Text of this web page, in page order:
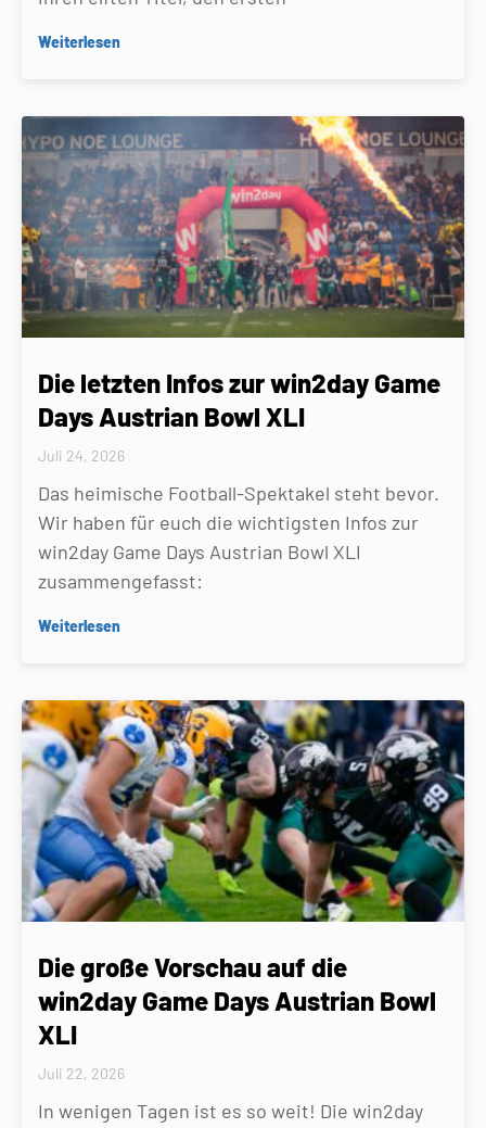
Weiterlesen
Die letzten Infos zur win2day Game
Days Austrian Bowl XLI
Juli 24, 2026
Das heimische Football-Spektakel steht bevor.
Wir haben für euch die wichtigsten Infos zur
win2day Game Days Austrian Bowl XLI
zusammengefasst:
Weiterlesen
Die große Vorschau auf die
win2day Game Days Austrian Bowl
XLI
Juli 22, 2026
In wenigen Tagen ist es so weit! Die win2day